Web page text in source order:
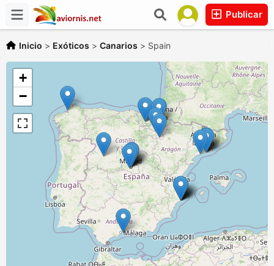
Publicar
Inicio > Exóticos > Canarios > Spain
+
−